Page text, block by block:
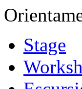
Stage